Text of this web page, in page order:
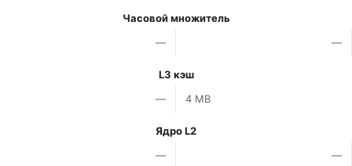
Часовой множитель
—
—
L3 кэш
—
4 MB
Ядро L2
—
—